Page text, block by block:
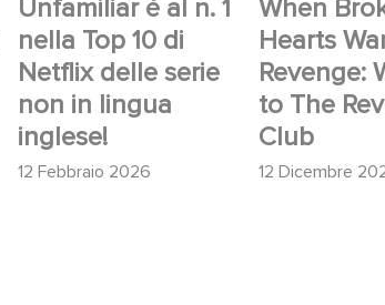
Unfamiliar è al n. 1
nella Top 10 di
Netflix delle serie
non in lingua
inglese!
12 Febbraio 2026
When
Hearts
Revenge:
to The
Club
12 Dicembre